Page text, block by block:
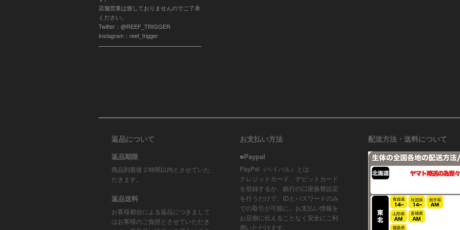
店舗営業は致しておりませんのでご了承
ください。
Twitter：@REEF_TRIGGER
Instagram：reef_trigger
返品について
返品期限
商品到着後２時間以内とさせていた
だきます。
返品送料
お客様都合による返品につきまして
はお客様のご負担とさせていただき
お支払い方法
■Paypal
PayPal（ペイパル）とは
クレジットカード、デビットカード
を登録するか、銀行の口座振替設定
を行うだけで、IDとパスワードのみ
での取引が可能に。お支払い情報を
お店側に伝えることなく安全にご利
用いただけます。
配送方法・送料について